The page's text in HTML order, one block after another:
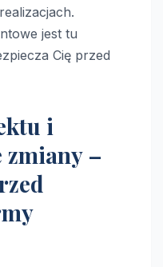
jest tu
Cię przed
i
zmiany –